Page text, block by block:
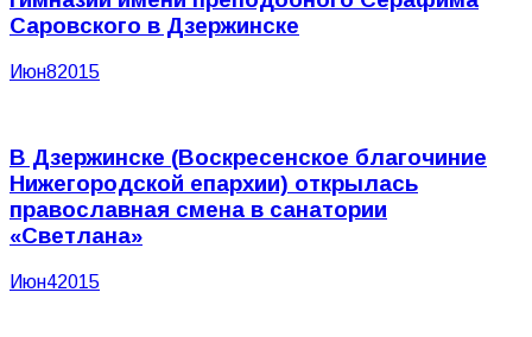
Саровского в Дзержинске
Июн82015
В Дзержинске (Воскресенское благочиние
Нижегородской епархии) открылась
православная смена в санатории
«Светлана»
Июн42015